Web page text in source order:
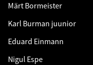
Märt Bormeister
Karl Burman juunior
Eduard Einmann
Nigul Espe